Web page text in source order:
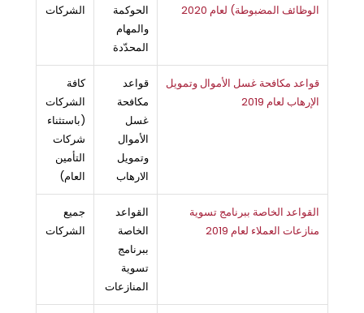
الوظائف المضبوطة) لعام 2020
الحوكمة
والمهام
المحدّدة
الشركات
قواعد مكافحة غسل الأموال وتمويل
الإرهاب لعام 2019
قواعد
مكافحة
غسل
الأموال
وتمويل
الارهاب
كافة
الشركات
(باستثناء
شركات
التأمين
العام)
القواعد الخاصة ببرنامج تسوية
منازعات العملاء لعام 2019
القواعد
الخاصة
ببرنامج
تسوية
المنازعات
جميع
الشركات